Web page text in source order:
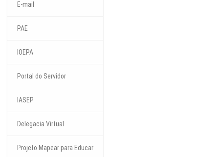
E-mail
PAE
IOEPA
Portal do Servidor
IASEP
Delegacia Virtual
Projeto Mapear para Educar